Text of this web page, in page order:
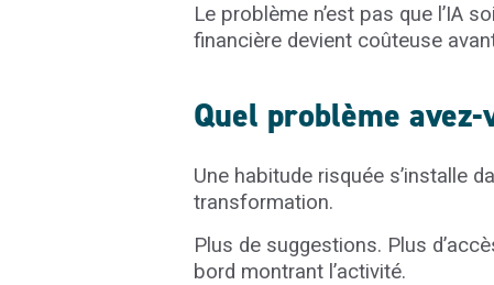
Le problème n’est pas que l’IA
financière devient coûteuse
Quel problème
Une habitude risquée s’installe
transformation.
Plus de suggestions. Plus
bord montrant l’activité.